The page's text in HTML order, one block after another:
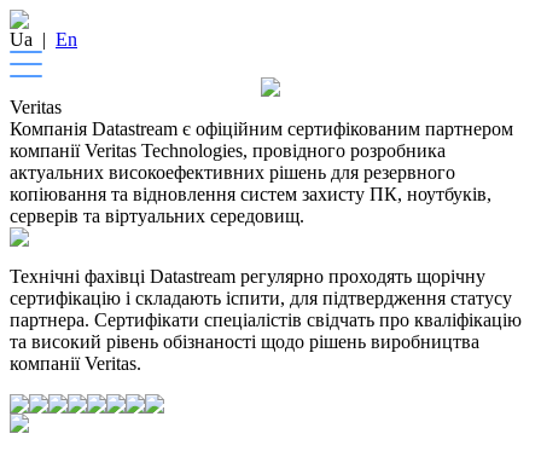
Ua | En
Veritas
Компанія Datastream є офіційним сертифікованим партнером
компанії Veritas Technologies, провідного розробника
актуальних високоефективних рішень для резервного
копіювання та відновлення систем захисту ПК, ноутбуків,
серверів та віртуальних середовищ.
Технічні фахівці Datastream регулярно проходять щорічну
сертифікацію і складають іспити, для підтвердження статусу
партнера. Сертифікати спеціалістів свідчать про кваліфікацію
та високий рівень обізнаності щодо рішень виробництва
компанії Veritas.